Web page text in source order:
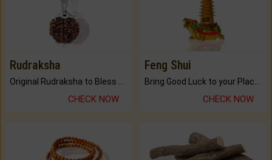
Rudraksha
CHECK NOW
Feng Shui
CHECK NOW